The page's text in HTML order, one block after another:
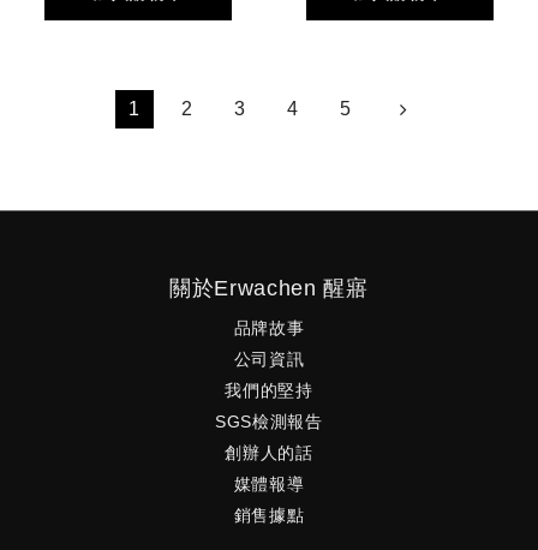
1 2 3 4 5
關於Erwachen 醒寤
品牌故事
公司資訊
我們的堅持
SGS檢測報告
創辦人的話
媒體報導
銷售據點